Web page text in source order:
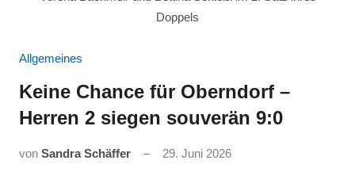
Doppels
Allgemeines
Keine Chance für Oberndorf –
Herren 2 siegen souverän 9:0
von Sandra Schäffer 29. Juni 2026